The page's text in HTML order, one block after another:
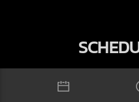
SAVING US A RIOT